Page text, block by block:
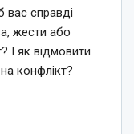
справді
жести або
І як відмовити
конфлікт?